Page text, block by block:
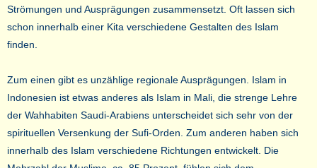
Strömungen und Ausprägungen zusammensetzt. Oft lassen sich
schon innerhalb einer Kita verschiedene Gestalten des Islam
finden.
Zum einen gibt es unzählige regionale Ausprägungen. Islam in
Indonesien ist etwas anderes als Islam in Mali, die strenge Lehre
der Wahhabiten Saudi-Arabiens unterscheidet sich sehr von der
spirituellen Versenkung der Sufi-Orden. Zum anderen haben sich
innerhalb des Islam verschiedene Richtungen entwickelt. Die